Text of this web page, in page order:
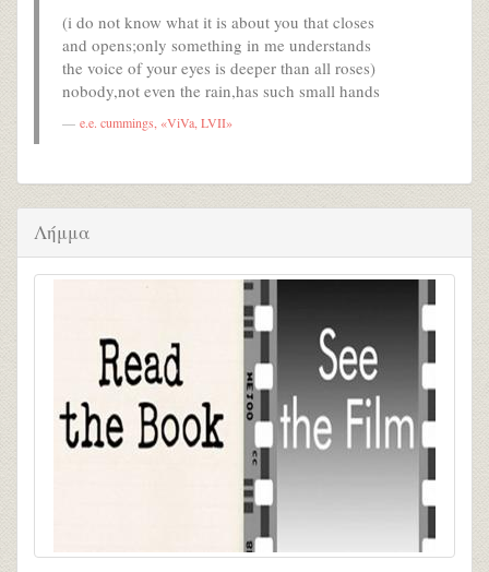
(i do not know what it is about you that closes
and opens;only something in me understands
the voice of your eyes is deeper than all roses)
nobody,not even the rain,has such small hands
e.e. cummings, «ViVa, LVII»
Λήμμα